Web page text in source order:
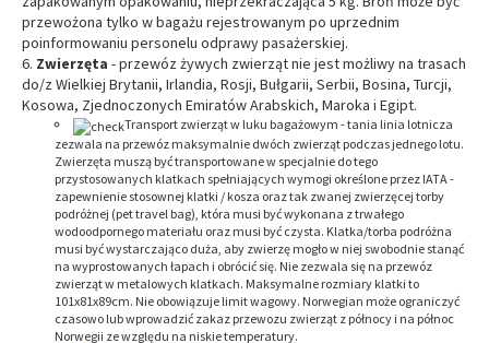
przewożona tylko w bagażu rejestrowanym po uprzednim
poinformowaniu personelu odprawy pasażerskiej.
Zwierzęta - przewóz żywych zwierząt nie jest możliwy na trasach
do/z Wielkiej Brytanii, Irlandia, Rosji, Bułgarii, Serbii, Bosina, Turcji,
Kosowa, Zjednoczonych Emiratów Arabskich, Maroka i Egipt.
Transport zwierząt w luku bagażowym - tania linia lotnicza
zezwala na przewóz maksymalnie dwóch zwierząt podczas jednego lotu.
Zwierzęta muszą być transportowane w specjalnie do tego
przystosowanych klatkach spełniających wymogi określone przez IATA -
zapewnienie stosownej klatki / kosza oraz tak zwanej zwierzęcej torby
podróżnej (pet travel bag), która musi być wykonana z trwałego
wodoodpornego materiału oraz musi być czysta. Klatka/torba podróżna
musi być wystarczająco duża, aby zwierzę mogło w niej swobodnie stanąć
na wyprostowanych łapach i obrócić się. Nie zezwala się na przewóz
zwierząt w metalowych klatkach. Maksymalne rozmiary klatki to
101x81x89cm. Nie obowiązuje limit wagowy. Norwegian może ograniczyć
czasowo lub wprowadzić zakaz przewozu zwierząt z północy i na północ
Norwegii ze względu na niskie temperatury.